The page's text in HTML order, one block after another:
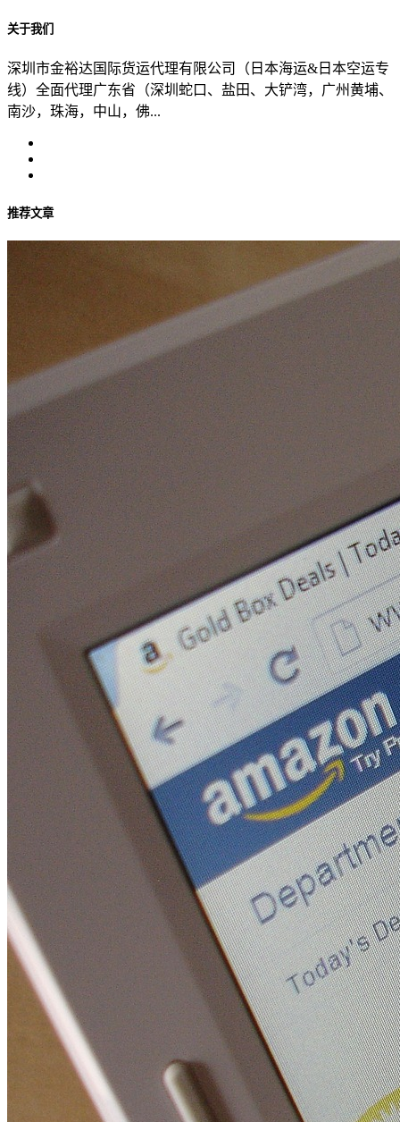
关于我们
深圳市金裕达国际货运代理有限公司（日本海运&日本空运专
线）全面代理广东省（深圳蛇口、盐田、大铲湾，广州黄埔、
南沙，珠海，中山，佛...
推荐文章